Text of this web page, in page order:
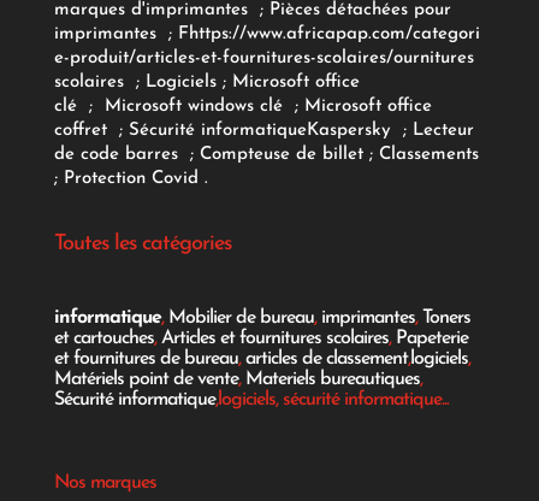
marques d'imprimantes
; Pièces détachées pour
imprimantes
; Fhttps://www.africapap.com/categori
e-produit/articles-et-fournitures-scolaires/ournitures
scolaires; Logiciels ; Microsoft office
clé
; Microsoft windows clé; Microsoft office
coffret ; Sécurité informatiqueKaspersky ; Lecteur
de code barres
; Compteuse de billet; Classements
; Protection Covid .
Toutes les catégories
informatique, Mobilier de bureau, imprimantes, Toners
et cartouches,Articles et fournitures scolaires, Papeterie
et fournitures de bureau,articles de classement,logiciels,
Matériels point de vente, Materiels bureautiques,
Sécurité informatique,logiciels, sécurité informatique...
Nos marques